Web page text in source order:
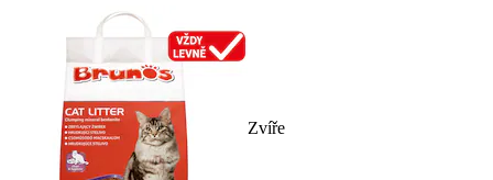
Zvíře